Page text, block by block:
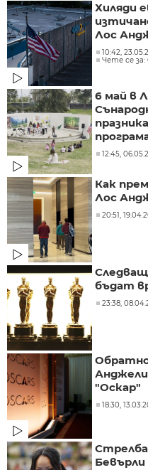
Хиляди
Лос
10:42,
Чете се за:
6 май в
12:45,
Как
Лос
20:51,
бъдат
23:38,
"Оскар"
18:30,
Бевърли